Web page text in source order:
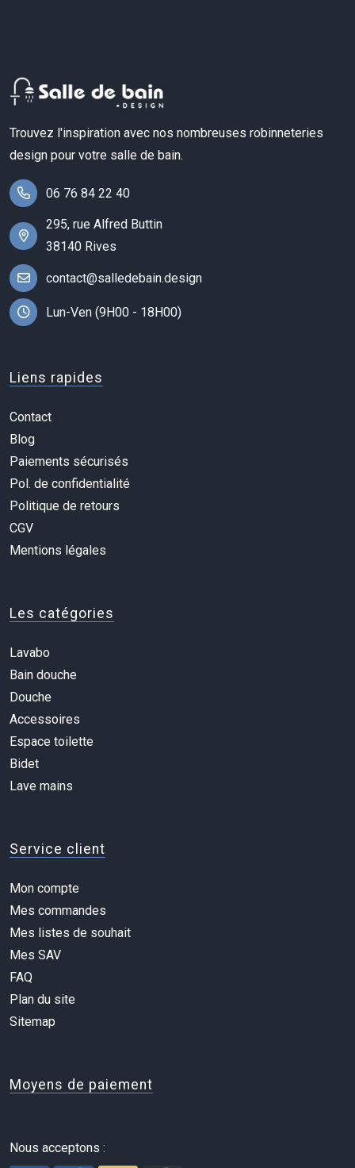
Trouvez l'inspiration avec nos nombreuses robinneteries
design pour votre salle de bain.
06 76 84 22 40
295, rue Alfred Buttin
38140 Rives
contact@salledebain.design
Lun-Ven (9H00 - 18H00)
Liens rapides
Contact
Blog
Paiements sécurisés
Pol. de confidentialité
Politique de retours
CGV
Mentions légales
Les catégories
Lavabo
Bain douche
Douche
Accessoires
Espace toilette
Bidet
Lave mains
Service client
Mon compte
Mes commandes
Mes listes de souhait
Mes SAV
FAQ
Plan du site
Sitemap
Moyens de paiement
Nous acceptons :